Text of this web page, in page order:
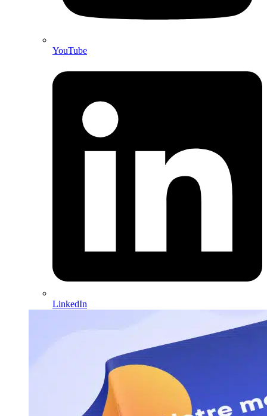
YouTube
LinkedIn